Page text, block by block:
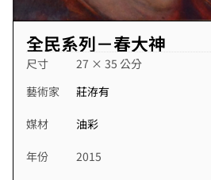
全民系列－春大神
尺寸
27 × 35 公分
藝術家
莊洊有
媒材 油彩
年份 2015